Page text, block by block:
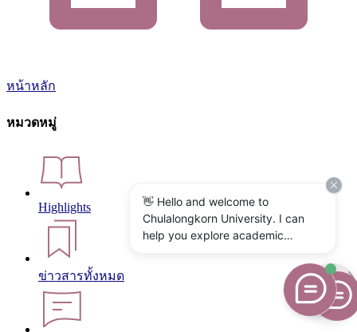
หน้าหลัก
หมวดหมู่
Highlights
ข่าวสารทั้งหมด
👋 Hello and welcome to
Chulalongkorn University. I can
help you explore academic